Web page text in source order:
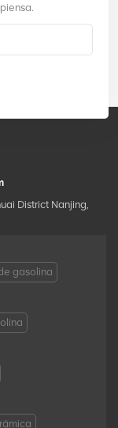
District Nanjing,
gasolina